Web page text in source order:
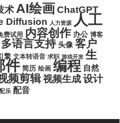
术AI绘画ChatGPT
Diffusion 人力资源 人工
费试用 内容创作 办公 博客
多语言支持 头像 客户
擎 文本转语音 求职 游戏开发 生
件 简历 绘画 编程 自然
频剪辑视频生成设计
配乐 配音